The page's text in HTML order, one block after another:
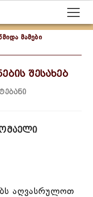
მამები
შესახებ
აღვასრულოთ